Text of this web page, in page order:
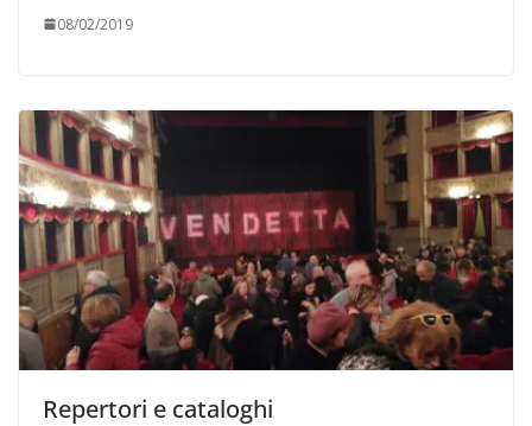
08/02/2019
Repertori e cataloghi